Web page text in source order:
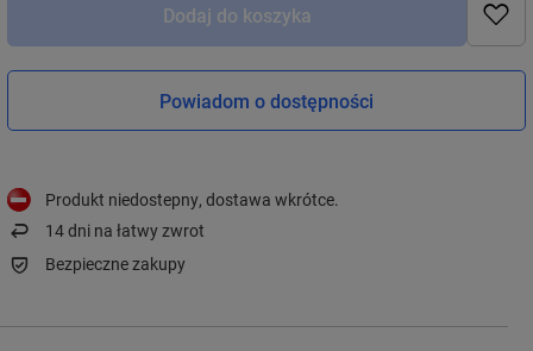
Dodaj do koszyka
Powiadom o dostępności
Produkt niedostepny, dostawa wkrótce
14dni na łatwy zwrot
Bezpieczne zakupy